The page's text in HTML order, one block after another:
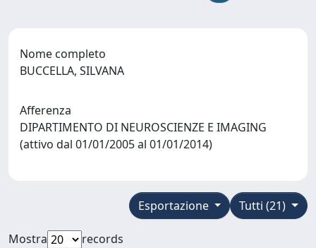
Nome completo
BUCCELLA, SILVANA
Afferenza
DIPARTIMENTO DI NEUROSCIENZE E IMAGING
(attivo dal 01/01/2005 al 01/01/2014)
Tutti (21)
Esportazione
Mostra
records